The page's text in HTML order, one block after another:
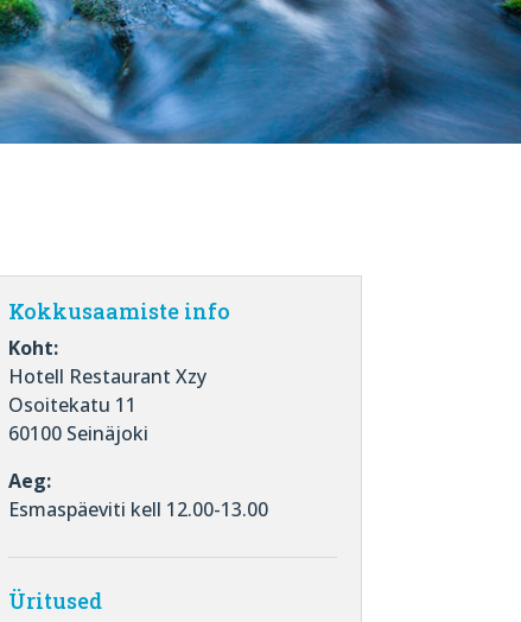
Kokkusaamiste info
Koht:
Hotell Restaurant Xzy
Osoitekatu 11
60100 Seinäjoki
Aeg:
Esmaspäeviti kell 12.00-13.00
Üritused